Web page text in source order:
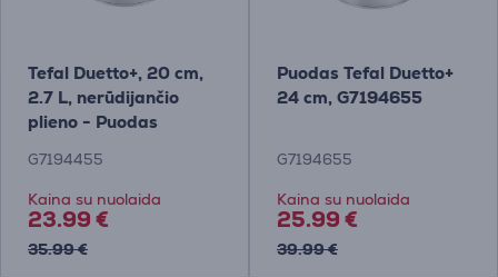
Tefal Duetto+, 20 cm,
2.7 L, nerūdijančio
plieno - Puodas
G7194455
Kaina su nuolaida
23.99 €
35.99 €
Puodas Tefal Duetto+
24 cm, G7194655
G7194655
Kaina su nuolaida
25.99 €
39.99 €